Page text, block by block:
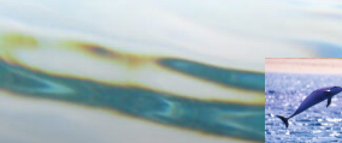
ン
テ
ン